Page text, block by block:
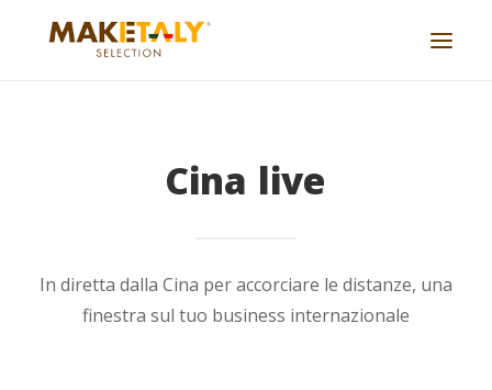
Progetti
Journal
Cina live
In diretta dalla Cina per accorciare le distanze, una
finestra sul tuo business internazionale